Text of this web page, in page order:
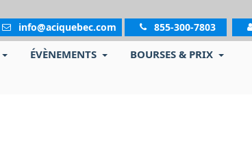
info@aciquebec.com
855-300-7803
ÉVÈNEMENTS
BOURSES & PRIX